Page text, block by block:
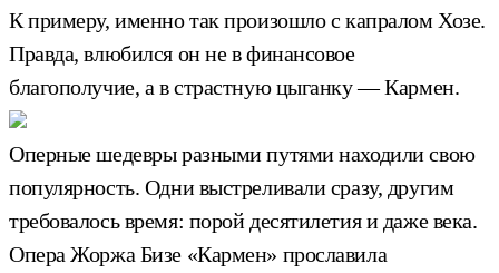
К примеру, именно так произошло с капралом Хозе.
Правда, влюбился он не в финансовое
благополучие, а в страстную цыганку — Кармен.
Оперные шедевры разными путями находили свою
популярность. Одни выстреливали сразу, другим
требовалось время: порой десятилетия и даже века.
Опера Жоржа Бизе «Кармен» прославила